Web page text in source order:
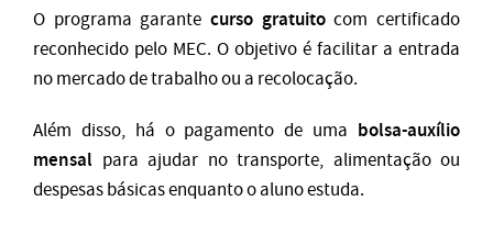
O programa garante curso gratuitocom certificado
reconhecido pelo MEC. O objetivo é facilitar a entrada
no mercado de trabalho ou a recolocação.
Além disso, há o pagamento de uma bolsa-auxílio
mensal para ajudar no transporte, alimentação ou
despesas básicas enquanto o aluno estuda.